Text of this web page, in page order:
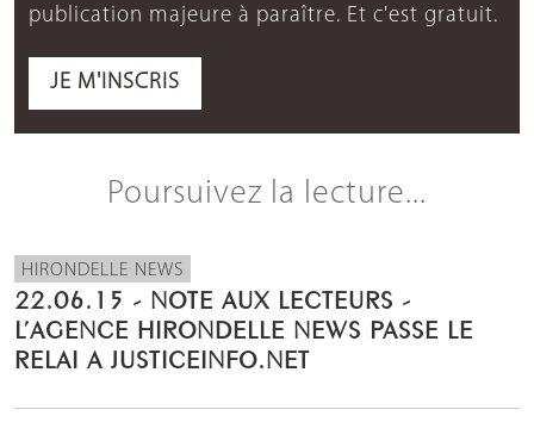
publication majeure à paraître. Et c'est gratuit.
JE M'INSCRIS
Poursuivez la lecture...
HIRONDELLE NEWS
22.06.15 - NOTE AUX LECTEURS -
L’AGENCE HIRONDELLE NEWS PASSE LE
RELAI A JUSTICEINFO.NET